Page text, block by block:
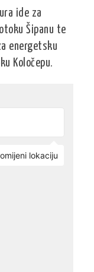
ide za
Šipanu te
energetsku
Koločepu.